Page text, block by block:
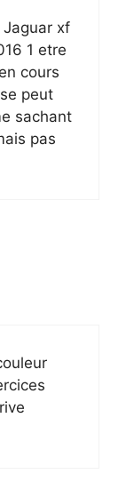
Jaguar xf
1 etre
cours
peut
sachant
pas